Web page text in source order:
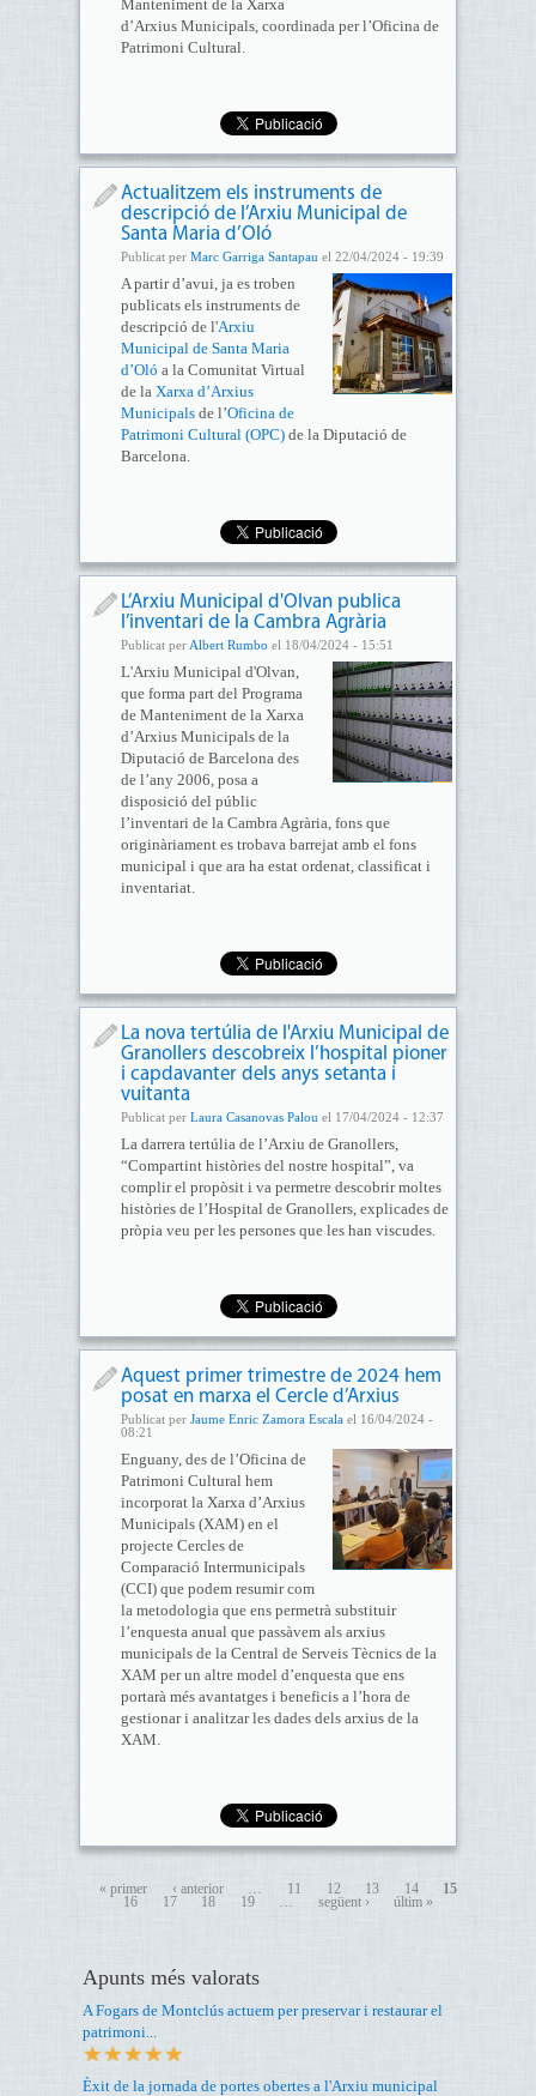
Manteniment de la Xarxa
d’Arxius Municipals, coordinada per l’Oficina de
Patrimoni Cultural.
Actualitzem els instruments de
descripció de l’Arxiu Municipal de
Santa Maria d’Oló
Publicat per Marc Garriga Santapau el 22/04/2024 - 19:39
A partir d’avui, ja es troben
publicats els instruments de
descripció de l'Arxiu
Municipal de Santa Maria
d’Oló a la Comunitat Virtual
de la Xarxa d’Arxius
Municipalsde l’Oficina de
Patrimoni Cultural (OPC)de la Diputació de
Barcelona.
L’Arxiu Municipal d'Olvan publica
l’inventari de la Cambra Agrària
Publicat per Albert Rumbo el 18/04/2024 - 15:51
L'Arxiu Municipal d'Olvan,
que forma part del Programa
de Manteniment de la Xarxa
d’Arxius Municipals de la
Diputació de Barcelona des
de l’any 2006, posa a
disposició del públic
l’inventari de la Cambra Agrària, fons que
originàriament es trobava barrejat amb el fons
municipal i que ara ha estat ordenat, classificat i
inventariat.
La nova tertúlia de l'Arxiu Municipal de
Granollers descobreix l’hospital pioner
i capdavanter dels anys setanta i
vuitanta
Publicat per Laura Casanovas Palou el 17/04/2024 - 12:37
La darrera tertúlia de l’Arxiu de Granollers,
“Compartint històries del nostre hospital”, va
complir el propòsit i va permetre descobrir moltes
històries de l’Hospital de Granollers, explicades de
pròpia veu per les persones que les han viscudes.
Aquest primer trimestre de 2024 hem
posat en marxa el Cercle d’Arxius
Publicat per Jaume Enric Zamora Escalael 16/04/2024 -
08:21
Enguany, des de l’Oficina de
Patrimoni Cultural hem
incorporat la Xarxa d’Arxius
Municipals (XAM) en el
projecte Cercles de
Comparació Intermunicipals
(CCI) que podem resumir com
la metodologia que ens permetrà substituir
l’enquesta anual que passàvem als arxius
municipals de la Central de Serveis Tècnics de la
XAM per un altre model d’enquesta que ens
portarà més avantatges i beneficis a l’hora de
gestionar i analitzar les dades dels arxius de la
XAM.
« primer ‹ anterior … 11 12 13 14
15
16
17 18 19 … següent › últim »
Apunts més valorats
A Fogars de Montclús actuem per preservar i restaurar el
patrimoni...
Èxit de la jornada de portes obertes a l'Arxiu municipal